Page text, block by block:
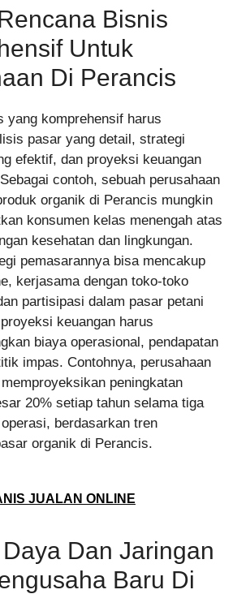
Bisnis
Untuk
Di Perancis
yang komprehensif harus
pasar yang detail, strategi
efektif, dan proyeksi keuangan
contoh, sebuah perusahaan
organik di Perancis mungkin
konsumen kelas menengah atas
kesehatan dan lingkungan.
pemasarannya bisa mencakup
kerjasama dengan toko-toko
partisipasi dalam pasar petani
keuangan harus
biaya operasional, pendapatan
impas. Contohnya, perusahaan
peningkatan
20% setiap tahun selama tiga
berdasarkan tren
organik di Perancis.
JUALAN ONLINE
Dan Jaringan
Baru Di